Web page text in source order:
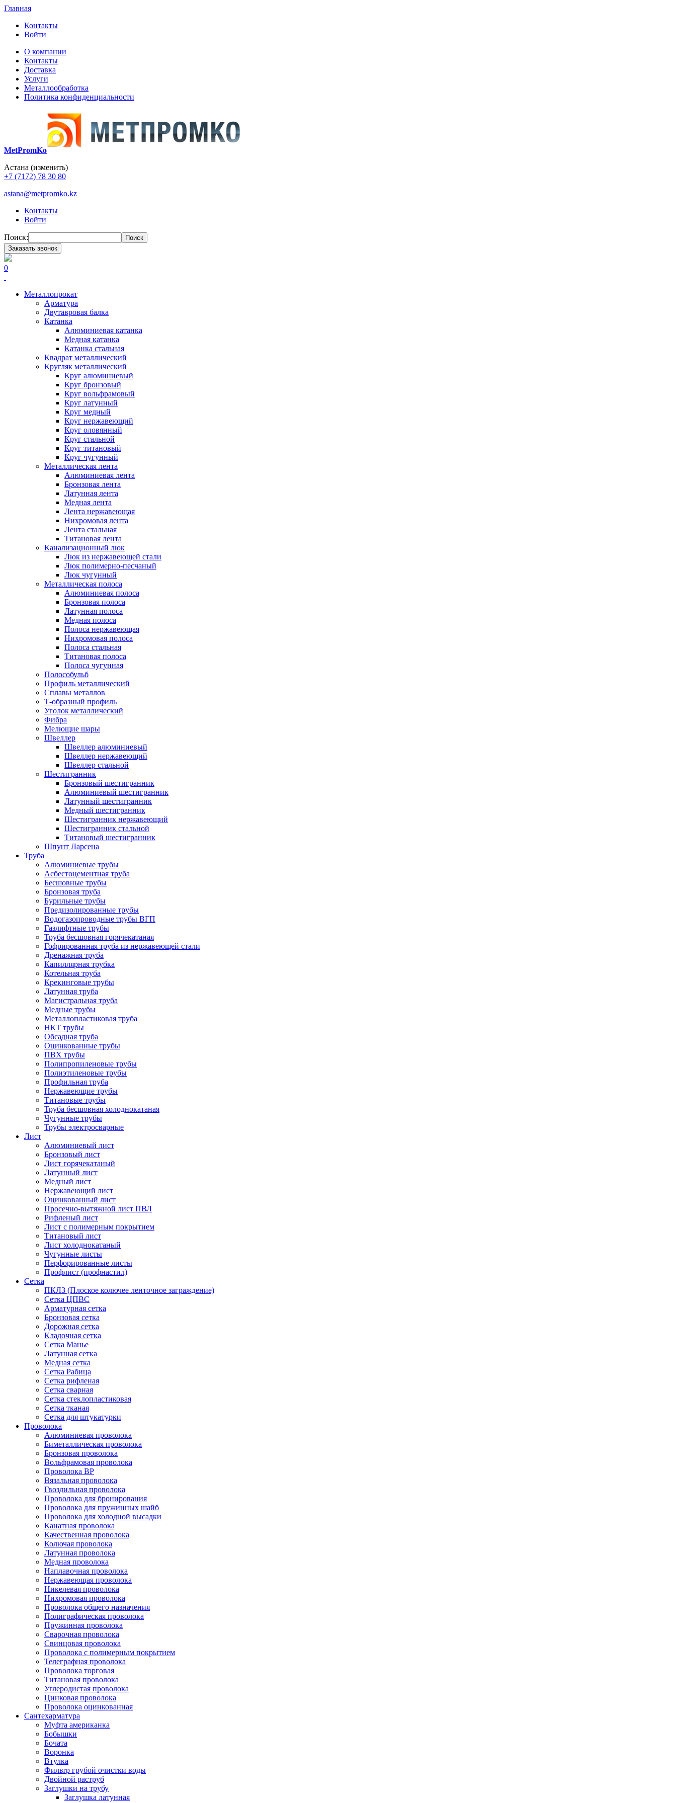
Главная
Контакты
Войти
О компании
Контакты
Доставка
Услуги
Металлообработка
Политика конфиденциальности
MetPromKo
Астана (изменить)
+7 (7172) 78 30 80
astana@metpromko.kz
Контакты
Войти
Поиск:
Поиск
Заказать звонок
0
Металлопрокат
Арматура
Двутавровая балка
Катанка
Алюминиевая катанка
Медная катанка
Катанка стальная
Квадрат металлический
Кругляк металлический
Круг алюминиевый
Круг бронзовый
Круг вольфрамовый
Круг латунный
Круг медный
Круг нержавеющий
Круг оловянный
Круг стальной
Круг титановый
Круг чугунный
Металлическая лента
Алюминиевая лента
Бронзовая лента
Латунная лента
Медная лента
Лента нержавеющая
Нихромовая лента
Лента стальная
Титановая лента
Канализационный люк
Люк из нержавеющей стали
Люк полимерно-песчаный
Люк чугунный
Металлическая полоса
Алюминиевая полоса
Бронзовая полоса
Латунная полоса
Медная полоса
Полоса нержавеющая
Нихромовая полоса
Полоса стальная
Титановая полоса
Полоса чугунная
Полособульб
Профиль металлический
Сплавы металлов
Т-образный профиль
Уголок металлический
Фибра
Мелющие шары
Швеллер
Швеллер алюминиевый
Швеллер нержавеющий
Швеллер стальной
Шестигранник
Бронзовый шестигранник
Алюминиевый шестигранник
Латунный шестигранник
Медный шестигранник
Шестигранник нержавеющий
Шестигранник стальной
Титановый шестигранник
Шпунт Ларсена
Труба
Алюминиевые трубы
Асбестоцементная труба
Бесшовные трубы
Бронзовая труба
Бурильные трубы
Предизолированные трубы
Водогазопроводные трубы ВГП
Газлифтные трубы
Труба бесшовная горячекатаная
Гофрированная труба из нержавеющей стали
Дренажная труба
Капиллярная трубка
Котельная труба
Крекинговые трубы
Латунная труба
Магистральная труба
Медные трубы
Металлопластиковая труба
НКТ трубы
Обсадная труба
Оцинкованные трубы
ПВХ трубы
Полипропиленовые трубы
Полиэтиленовые трубы
Профильная труба
Нержавеющие трубы
Титановые трубы
Труба бесшовная холоднокатаная
Чугунные трубы
Трубы электросварные
Лист
Алюминиевый лист
Бронзовый лист
Лист горячекатаный
Латунный лист
Медный лист
Нержавеющий лист
Оцинкованный лист
Просечно-вытяжной лист ПВЛ
Рифленый лист
Лист с полимерным покрытием
Титановый лист
Лист холоднокатаный
Чугунные листы
Перфорированные листы
Профлист (профнастил)
Сетка
ПКЛЗ (Плоское колючее ленточное заграждение)
Сетка ЦПВС
Арматурная сетка
Бронзовая сетка
Дорожная сетка
Кладочная сетка
Сетка Манье
Латунная сетка
Медная сетка
Сетка Рабица
Сетка рифленая
Сетка сварная
Сетка стеклопластиковая
Сетка тканая
Сетка для штукатурки
Проволока
Алюминиевая проволока
Биметаллическая проволока
Бронзовая проволока
Вольфрамовая проволока
Проволока ВР
Вязальная проволока
Гвоздильная проволока
Проволока для бронирования
Проволока для пружинных шайб
Проволока для холодной высадки
Канатная проволока
Качественная проволока
Колючая проволока
Латунная проволока
Медная проволока
Наплавочная проволока
Нержавеющая проволока
Никелевая проволока
Нихромовая проволока
Проволока общего назначения
Полиграфическая проволока
Пружинная проволока
Сварочная проволока
Свинцовая проволока
Проволока с полимерным покрытием
Телеграфная проволока
Проволока торговая
Титановая проволока
Углеродистая проволока
Цинковая проволока
Проволока оцинкованная
Сантехарматура
Муфта американка
Бобышки
Бочата
Воронка
Втулка
Фильтр грубой очистки воды
Двойной раструб
Заглушки на трубу
Заглушка латунная